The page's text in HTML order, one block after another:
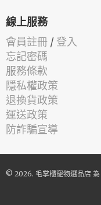
線上服務
會員註冊 / 登入
忘記密碼
服務條款
隱私權政策
退換貨政策
運送政策
防詐騙宣導
© 2026. 毛掌櫃寵物選品店 為